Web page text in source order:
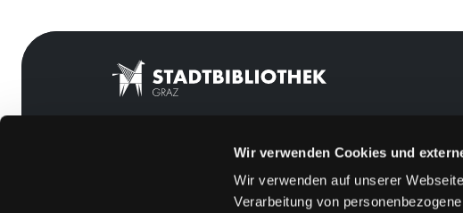
Wir verwenden Cookies und
Wir verwenden auf unserer
Verarbeitung von
Feedback
Kontakt